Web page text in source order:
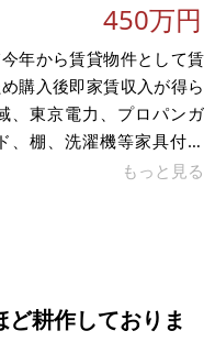
450万円
年から賃貸物件として賃
購入後即家賃収入が得ら
、東京電力、プロパンガ
、棚、洗濯機等家具付で
格:450万円（税込） 間
栗橋駅徒歩30分 リフォ
もっと見る
耕作しておりま